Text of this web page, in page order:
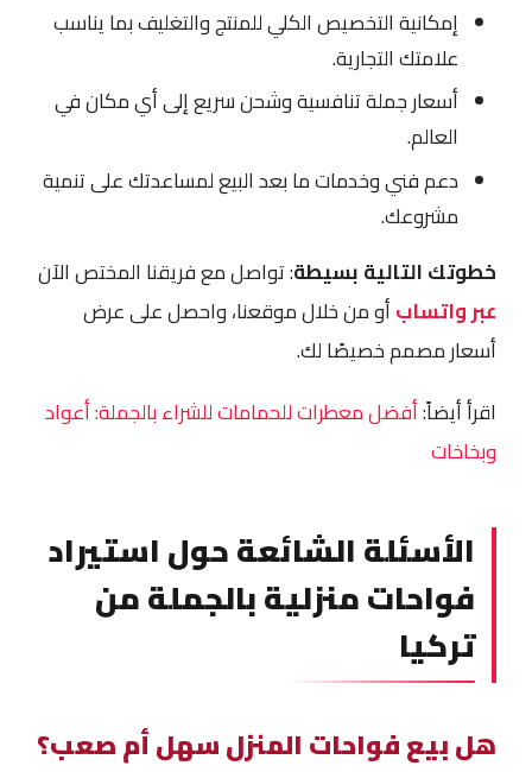
إمكانية التخصيص الكلي للمنتج والتغليف بما يناسب
علامتك التجارية.
أسعار جملة تنافسية وشحن سريع إلى أي مكان في
العالم.
دعم فني وخدمات ما بعد البيع لمساعدتك على تنمية
مشروعك.
خطوتك التالية بسيطة: تواصل مع فريقنا المختص الآن
عبر واتسابأو من خلال موقعنا، واحصل على عرض
أسعار مصمم خصيصًا لك.
اقرأ أيضاً:أفضل معطرات للحمامات للشراء بالجملة: أعواد
وبخاخات
الأسئلة الشائعة حول استيراد
فواحات منزلية بالجملة من
تركيا
هل بيع فواحات المنزل سهل أم صعب؟